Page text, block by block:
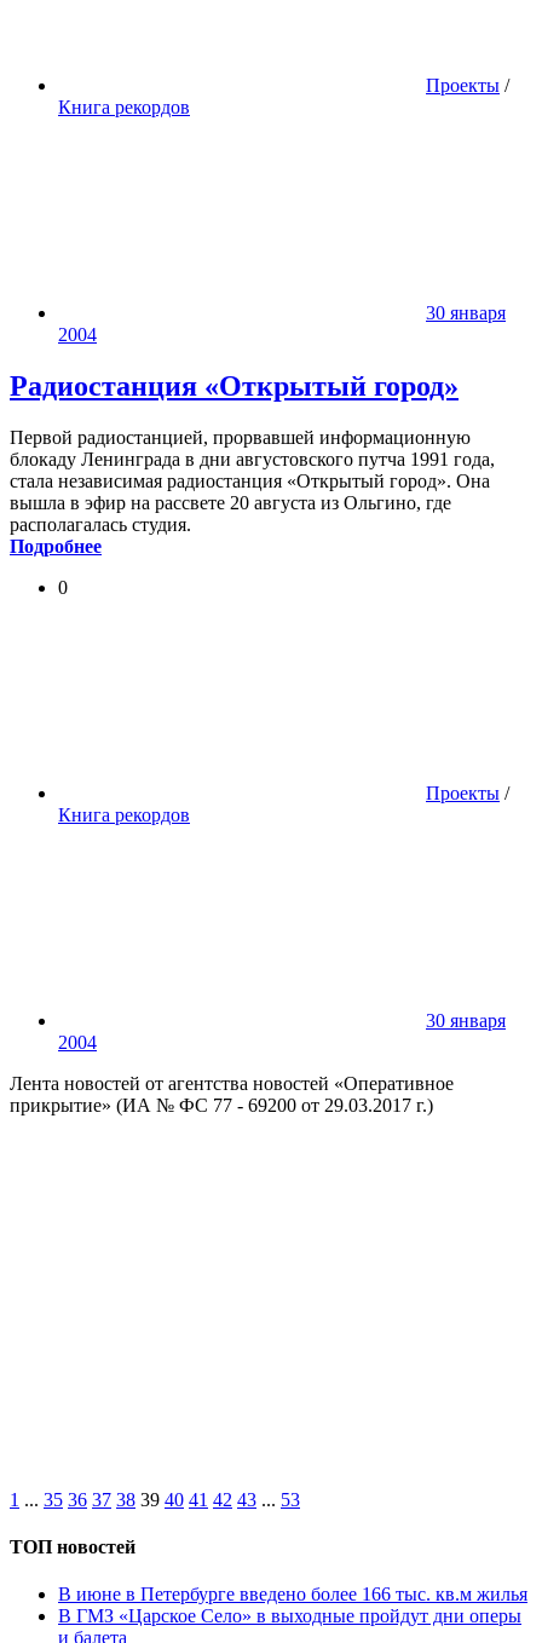
Проекты /
Книга рекордов
30 января
2004
Радиостанция «Открытый город»
Первой радиостанцией, прорвавшей информационную
блокаду Ленинграда в дни августовского путча 1991 года,
стала независимая радиостанция «Открытый город». Она
вышла в эфир на рассвете 20 августа из Ольгино, где
располагалась студия.
Подробнее
0
Проекты /
Книга рекордов
30 января
2004
Лента новостей от агентства новостей «Оперативное
прикрытие» (ИА № ФС 77 - 69200 от 29.03.2017 г.)
1 ... 35 36 37 38 39 40 41 42 43 ... 53
ТОП новостей
В июне в Петербурге введено более 166 тыс. кв.м жилья
В ГМЗ «Царское Село» в выходные пройдут дни оперы
и балета